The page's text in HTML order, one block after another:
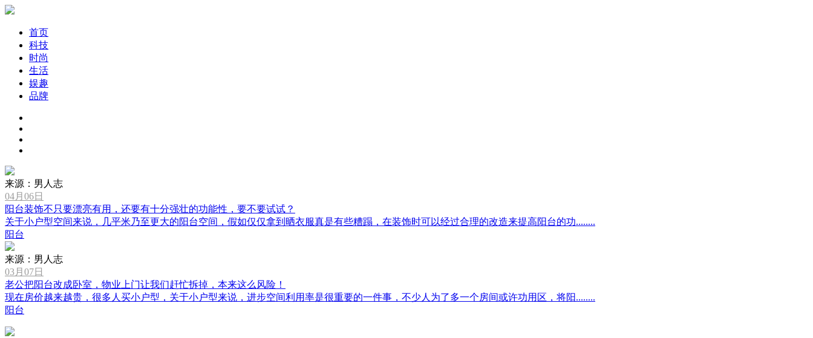
首页
科技
时尚
生活
娱趣
品牌
来源：男人志
04月06日
阳台装饰不只要漂亮有用，还要有十分强壮的功能性，要不要试试？
关于小户型空间来说，几平米乃至更大的阳台空间，假如仅仅拿到晒衣服真是有些糟蹋，在装饰时可以经过合理的改造来提高阳台的功........
阳台
来源：男人志
03月07日
老公把阳台改成卧室，物业上门让我们赶忙拆掉，本来这么风险！
现在房价越来越贵，很多人买小户型，关于小户型来说，进步空间利用率是很重要的一件事，不少人为了多一个房间或许功用区，将阳........
阳台